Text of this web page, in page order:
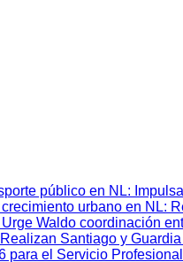
público en NL:
urbano en NL:
Urge Waldo coordinación
Realizan Santiago y
para el Servicio